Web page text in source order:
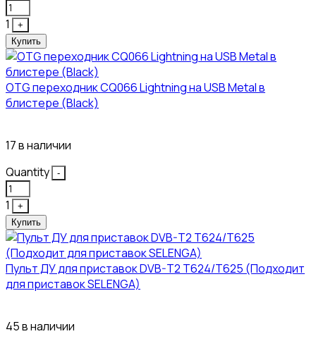
1
+
Купить
OTG переходник CQ066 Lightning на USB Metal в
блистере (Black)
17 в наличии
Quantity
-
1
+
Купить
Пульт ДУ для приставок DVB-T2 T624/T625 (Подходит
для приставок SELENGA)
45 в наличии